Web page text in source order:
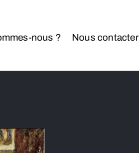
nous ? Nous contacter